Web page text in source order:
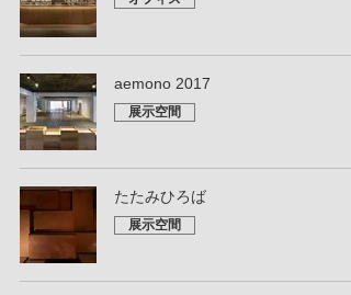
aemono 2017
展示空間
たたみひろば
展示空間